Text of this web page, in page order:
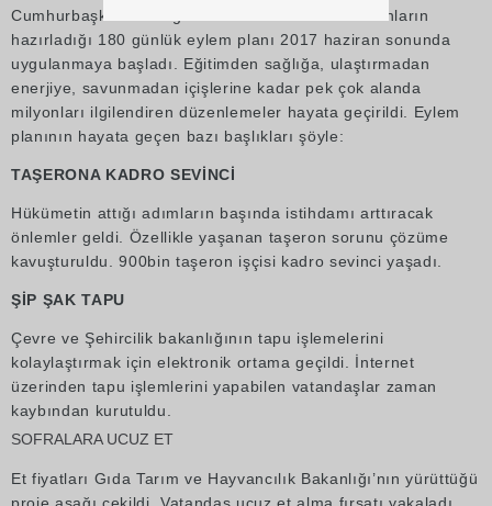
Cumhurbaşkanı Erdoğan’ın talimatı üzerine bakanların
hazırladığı 180 günlük eylem planı 2017 haziran sonunda
uygulanmaya başladı. Eğitimden sağlığa, ulaştırmadan
enerjiye, savunmadan içişlerine kadar pek çok alanda
milyonları ilgilendiren düzenlemeler hayata geçirildi. Eylem
planının hayata geçen bazı başlıkları şöyle:
TAŞERONA KADRO SEVİNCİ
Hükümetin attığı adımların başında istihdamı arttıracak
önlemler geldi. Özellikle yaşanan taşeron sorunu çözüme
kavuşturuldu. 900bin taşeron işçisi kadro sevinci yaşadı.
ŞİP ŞAK TAPU
Çevre ve Şehircilik bakanlığının tapu işlemelerini
kolaylaştırmak için elektronik ortama geçildi. İnternet
üzerinden tapu işlemlerini yapabilen vatandaşlar zaman
kaybından kurutuldu.
SOFRALARA UCUZ ET
Et fiyatları Gıda Tarım ve Hayvancılık Bakanlığı’nın yürüttüğü